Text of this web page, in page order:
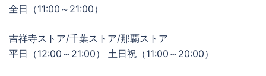
全日（11:00～21:00）
吉祥寺ストア/千葉ストア/那覇ストア
平日（12:00～21:00） 土日祝（11:00～20:00）